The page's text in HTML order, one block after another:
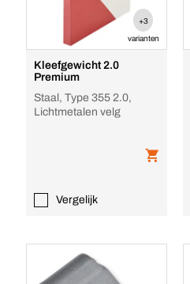
+3
varianten
Kleefgewicht 2.0
Premium
Staal, Type 355 2.0,
Lichtmetalen velg
Vergelijk